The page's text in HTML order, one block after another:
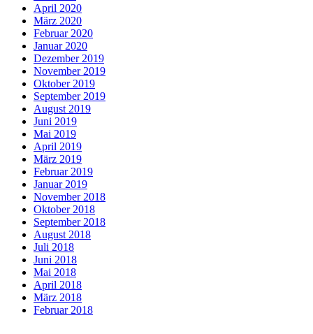
April 2020
März 2020
Februar 2020
Januar 2020
Dezember 2019
November 2019
Oktober 2019
September 2019
August 2019
Juni 2019
Mai 2019
April 2019
März 2019
Februar 2019
Januar 2019
November 2018
Oktober 2018
September 2018
August 2018
Juli 2018
Juni 2018
Mai 2018
April 2018
März 2018
Februar 2018